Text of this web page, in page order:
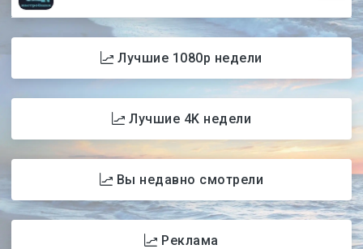
Лучшие 1080p недели
Лучшие 4K недели
Вы недавно смотрели
Реклама